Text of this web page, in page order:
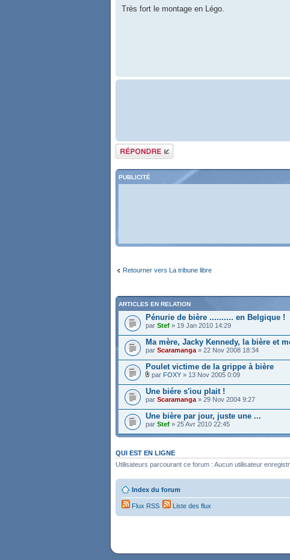
Très fort le montage en Légo.
Répondre
PUBLICITÉ
Retourner vers La tribune libre
ARTICLES EN RELATION
Pénurie de bière .......... en Belgique !
par Stef » 19 Jan 2010 14:29
Ma mère, Jacky Kennedy, la bière et
par Scaramanga » 22 Nov 2008 18:34
Poulet victime de la grippe à bière
par FOXY » 13 Nov 2005 0:09
Une biére s'iou plait !
par Scaramanga » 29 Nov 2004 9:27
Une bière par jour, juste une ...
par Stef » 25 Avr 2010 22:45
QUI EST EN LIGNE
Utilisateurs parcourant ce forum : Aucun utilisateur
Index du forum
Flux RSS Liste des flux